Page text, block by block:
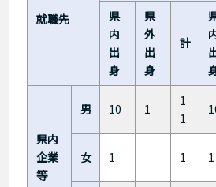
就職先
県
内
出
身
県
外
出
身
計
県内
企業
等
男 10 1
1
1
女 1 1 1